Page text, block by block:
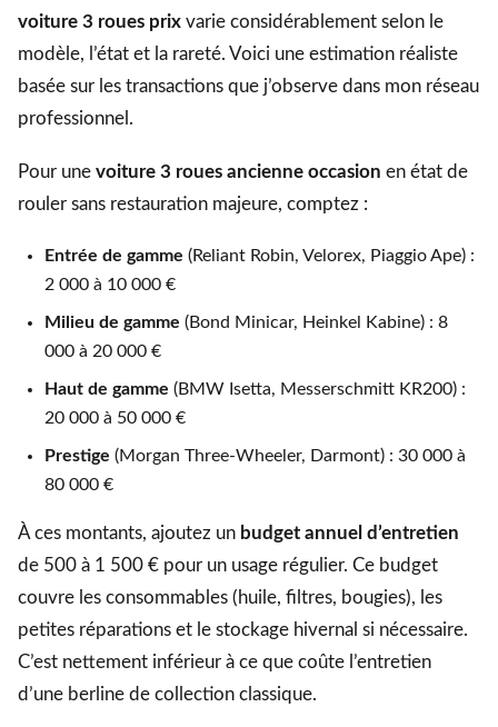
voiture 3 roues prix varie considérablement selon le
modèle, l’état et la rareté. Voici une estimation réaliste
basée sur les transactions que j’observe dans mon réseau
professionnel.
Pour une voiture 3 roues ancienne occasion en état de
rouler sans restauration majeure, comptez :
Entrée de gamme (Reliant Robin, Velorex, Piaggio Ape) :
2 000 à 10 000 €
Milieu de gamme (Bond Minicar, Heinkel Kabine) : 8
000 à 20 000 €
Haut de gamme (BMW Isetta, Messerschmitt KR200) :
20 000 à 50 000 €
Prestige (Morgan Three-Wheeler, Darmont) : 30 000 à
80 000 €
À ces montants, ajoutez un budget annuel d’entretien
de 500 à 1 500 € pour un usage régulier. Ce budget
couvre les consommables (huile, filtres, bougies), les
petites réparations et le stockage hivernal si nécessaire.
C’est nettement inférieur à ce que coûte l’entretien
d’une berline de collection classique.